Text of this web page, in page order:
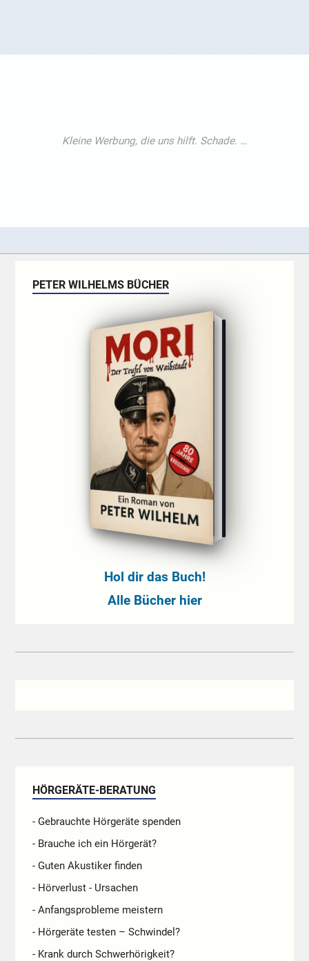
PETER WILHELMS BÜCHER
Hol dir das Buch!
Alle Bücher hier
HÖRGERÄTE-BERATUNG
- Gebrauchte Hörgeräte spenden
- Brauche ich ein Hörgerät?
- Guten Akustiker finden
- Hörverlust - Ursachen
- Anfangsprobleme meistern
- Hörgeräte testen – Schwindel?
- Krank durch Schwerhörigkeit?